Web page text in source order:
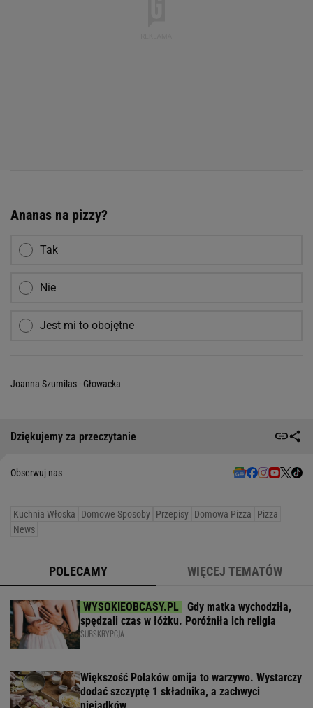
Ananas na pizzy?
Tak
Nie
Jest mi to obojętne
Joanna Szumilas - Głowacka
Dziękujemy za przeczytanie
Obserwuj nas
Kuchnia Włoska Domowe Sposoby Przepisy Domowa Pizza
Pizza
News
POLECAMY WIĘCEJ TEMATÓW
Gdy matka wychodziła,
spędzali czas w łóżku. Poróżniła ich religia
SUBSKRYPCJA
Większość Polaków omija to warzywo. Wystarczy
dodać szczyptę 1 składnika, a zachwyci